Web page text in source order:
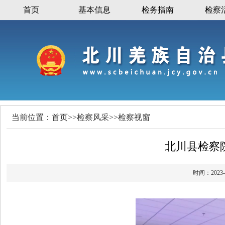
首页 基本信息 检务指南 检察
当前位置： 首页>>检察风采>>检察视窗
北川县检察
时间：